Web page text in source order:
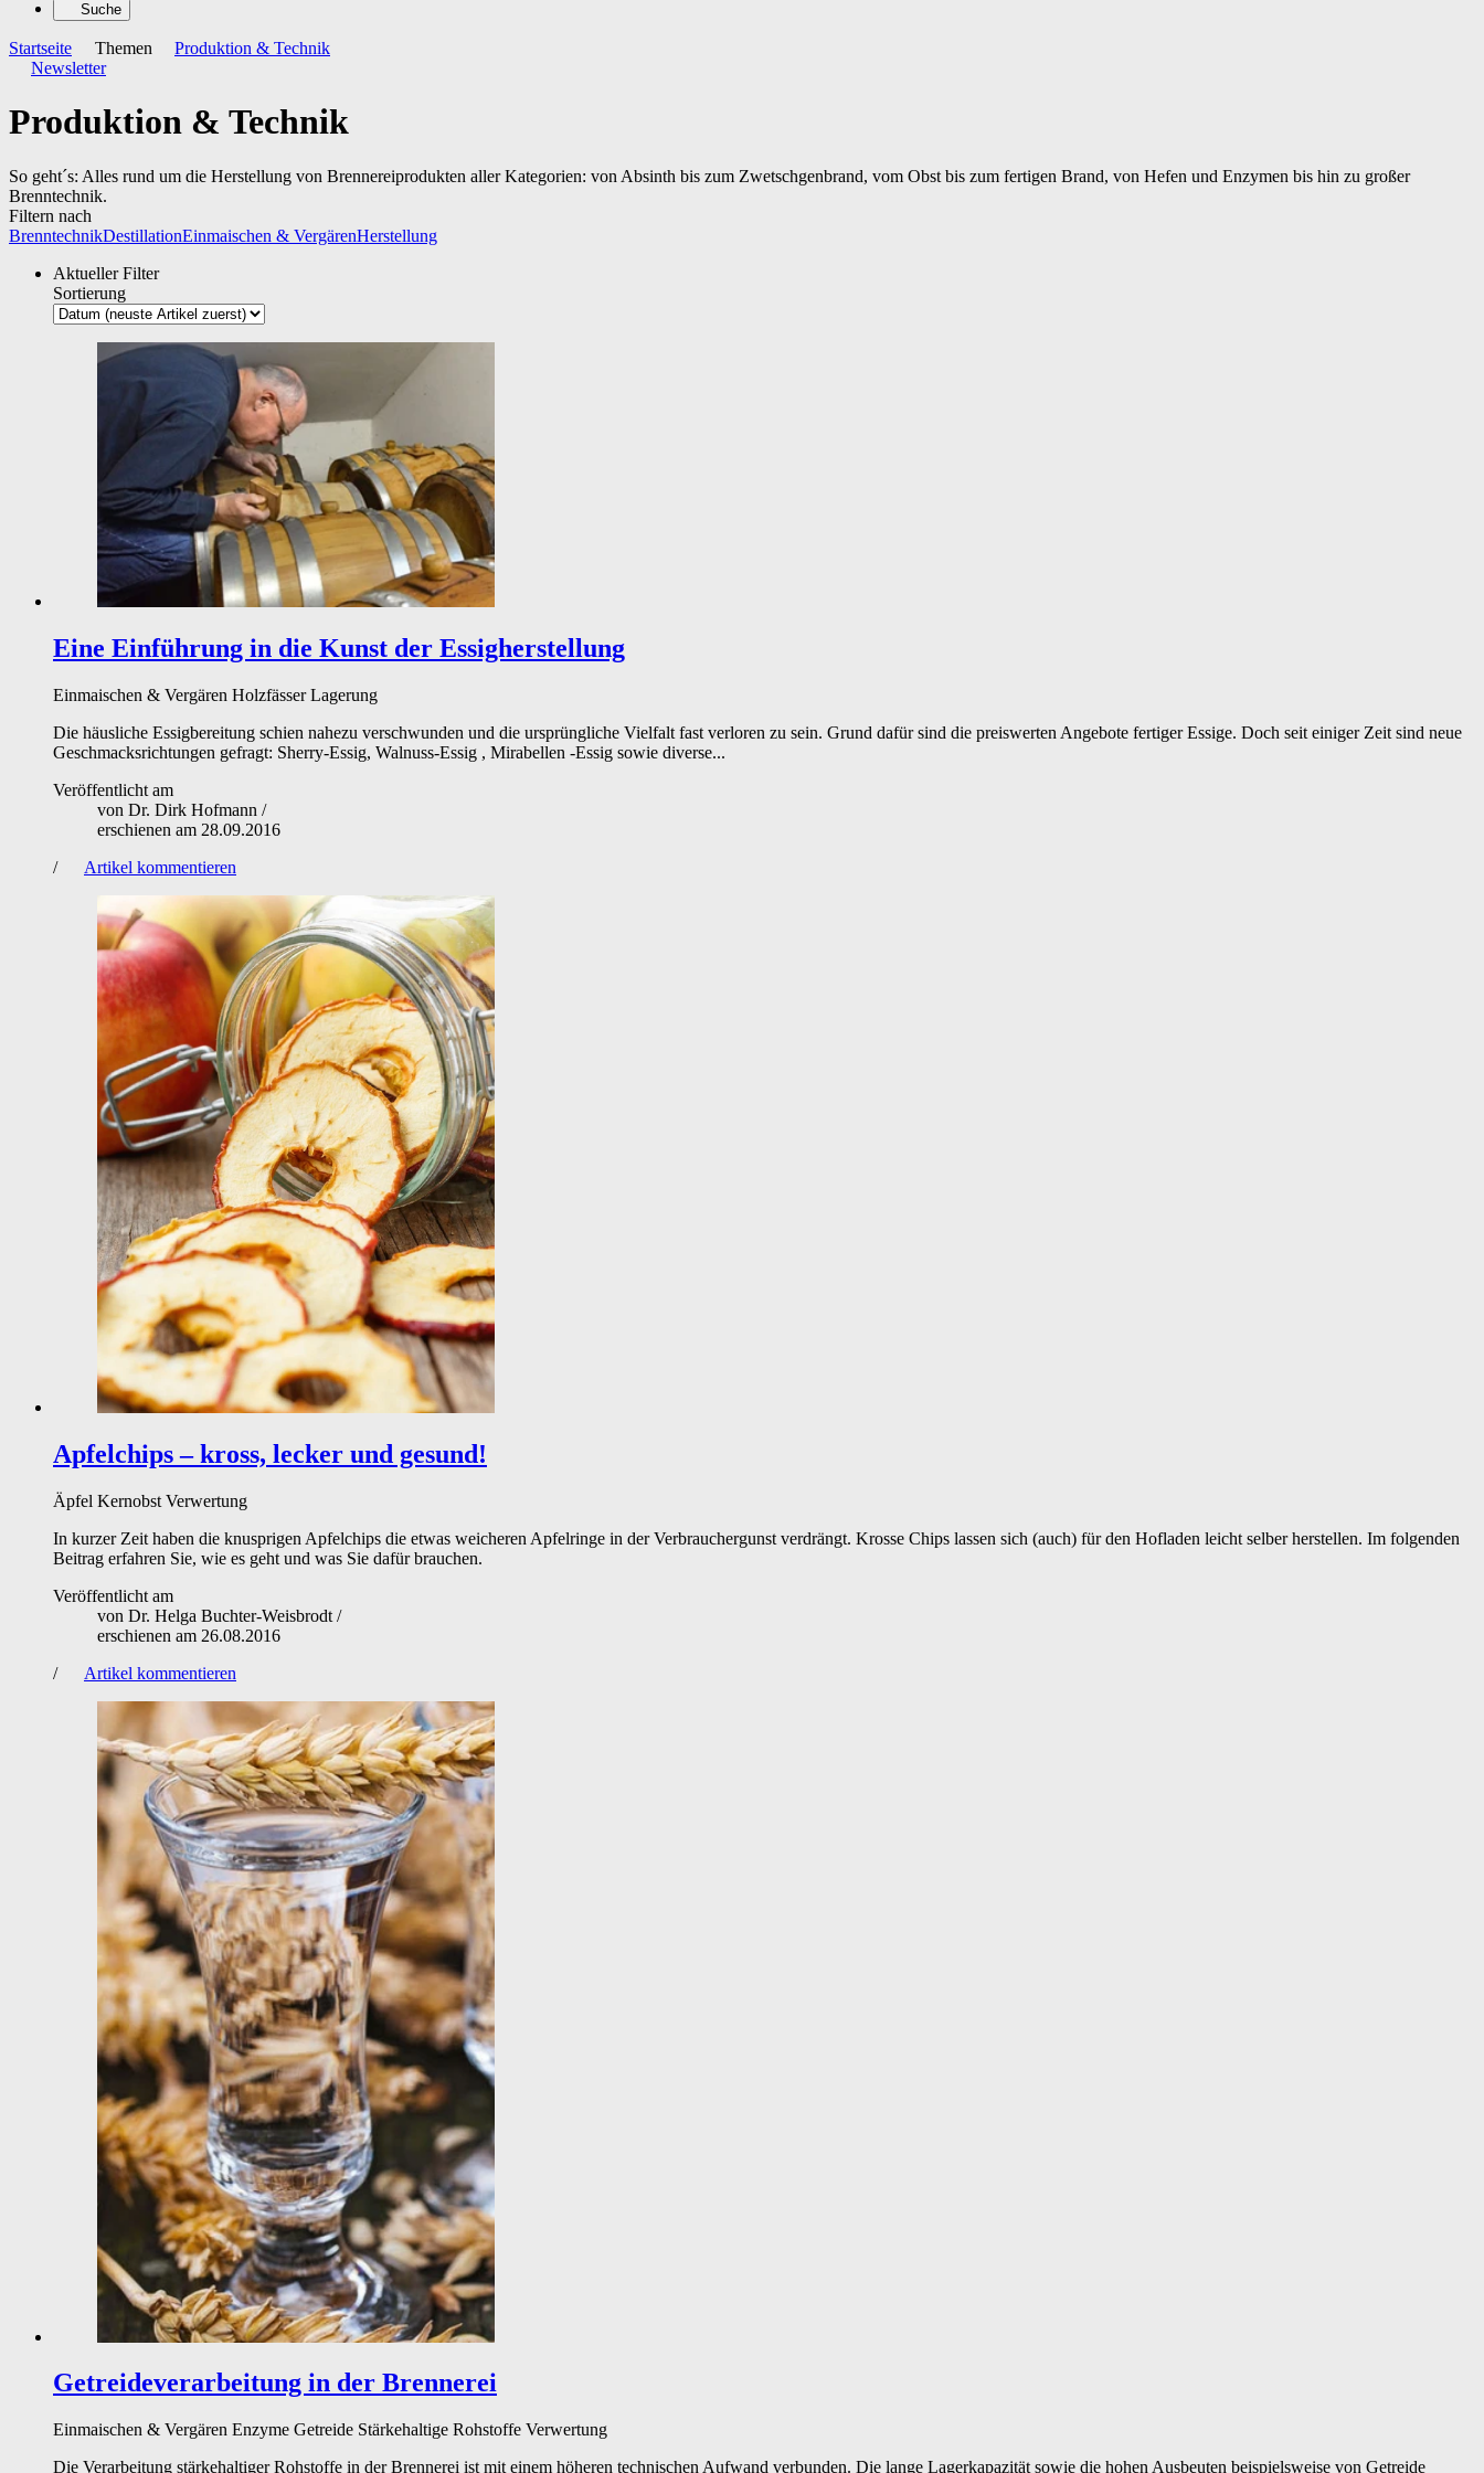
Suche
Startseite Themen
Produktion & Technik
Newsletter
Produktion & Technik
So geht´s: Alles rund um die Herstellung von Brennereiprodukten aller Kategorien: von Absinth bis zum Zwetschgenbrand, vom Obst bis zum fertigen Brand, von Hefen und Enzymen bis hin zu großer
Brenntechnik.
Filtern nach
BrenntechnikDestillationEinmaischen & VergärenHerstellung
Aktueller Filter
Sortierung
Eine Einführung in die Kunst der Essigherstellung
Einmaischen & Vergären Holzfässer Lagerung
Die häusliche Essigbereitung schien nahezu verschwunden und die ursprüngliche Vielfalt fast verloren zu sein. Grund dafür sind die preiswerten Angebote fertiger Essige. Doch seit einiger Zeit sind neue
Geschmacksrichtungen gefragt: Sherry-Essig, Walnuss-Essig , Mirabellen -Essig sowie diverse...
Veröffentlicht am
von Dr. Dirk Hofmann /
erschienen am 28.09.2016
/
Artikel kommentieren
Apfelchips – kross, lecker und gesund!
Äpfel Kernobst Verwertung
In kurzer Zeit haben die knusprigen Apfelchips die etwas weicheren Apfelringe in der Verbrauchergunst verdrängt. Krosse Chips lassen sich (auch) für den Hofladen leicht selber herstellen. Im folgenden
Beitrag erfahren Sie, wie es geht und was Sie dafür brauchen.
Veröffentlicht am
von Dr. Helga Buchter-Weisbrodt /
erschienen am 26.08.2016
/
Artikel kommentieren
Getreideverarbeitung in der Brennerei
Einmaischen & Vergären Enzyme Getreide Stärkehaltige Rohstoffe Verwertung
Die Verarbeitung stärkehaltiger Rohstoffe in der Brennerei ist mit einem höheren technischen Aufwand verbunden. Die lange Lagerkapazität sowie die hohen Ausbeuten beispielsweise von Getreide